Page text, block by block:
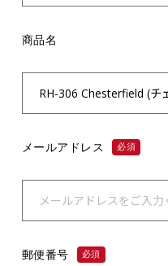
商品名
メールアドレス 必須
郵便番号 必須